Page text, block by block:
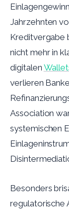
Jahrzehnten
Kreditvergabe
nicht mehr in
digitalen
verlieren
Association
systemischen
Besonders
regulatorische